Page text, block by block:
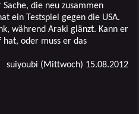
die neu zusammen
ein Testspiel gegen die USA.
während Araki glänzt. Kann er
oder muss er das
suiyoubi (Mittwoch) 15.08.2012